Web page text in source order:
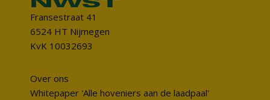
Fransestraat 41
6524 HT Nijmegen
KvK 10032693
Over ons
Whitepaper 'Alle hoveniers aan de laadpaal'